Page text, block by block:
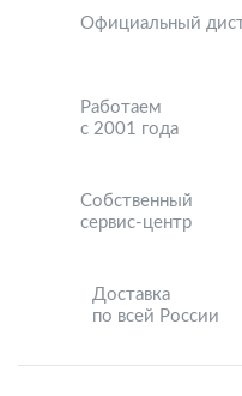
Официальный
Работаем
с 2001 года
Собственный
сервис-центр
Доставка
по всей России